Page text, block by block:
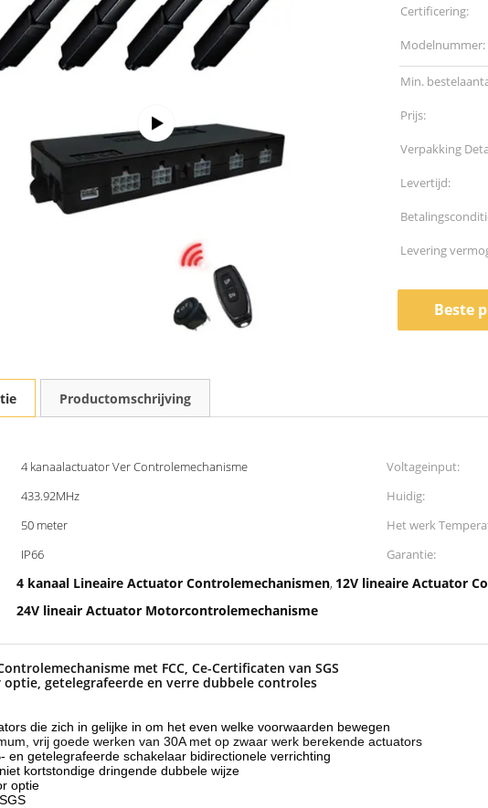
Certificering:
Modelnummer:
Min.
Prijs:
Verpakking
Levertijd:
Levering
Beste
Productomschrijving
4 kanaalactuator Ver Controlemechanisme Voltageinput:
433.92MHz Huidig:
50 meter Het werk
IP66 Garantie:
4 kanaal Lineaire Actuator Controlemechanismen, 12V lineaire Actuator
24V lineair Actuator Motorcontrolemechanisme
met FCC, Ce-Certificaten van SGS
optie, getelegrafeerde en verre dubbele controles
die zich in gelijke in om het even welke voorwaarden bewegen
vrij goede werken van 30A met op zwaar werk berekende actuators
en getelegrafeerde schakelaar bidirectionele verrichting
kortstondige dringende dubbele wijze
optie